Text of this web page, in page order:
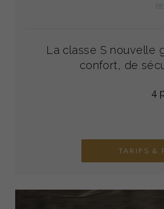
La classe S nouvelle
confort, de
4
TARIFS &